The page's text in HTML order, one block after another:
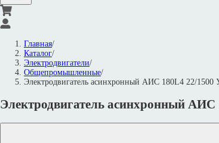
Главная/
Каталог/
Электродвигатели/
Общепромышленные/
Электродвигатель асинхронный АИС 180L4 22/
Электродвигатель асинхронный